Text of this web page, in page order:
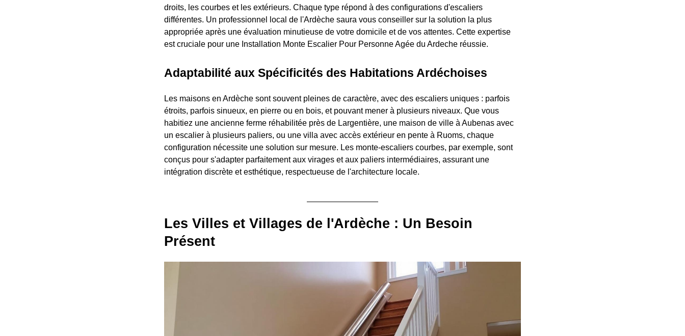
droits, les courbes et les extérieurs. Chaque type répond à des configurations d'escaliers
différentes. Un professionnel local de l'Ardèche saura vous conseiller sur la solution la plus
appropriée après une évaluation minutieuse de votre domicile et de vos attentes. Cette expertise
est cruciale pour une Installation Monte Escalier Pour Personne Agée du Ardeche réussie.
Adaptabilité aux Spécificités des Habitations Ardéchoises
Les maisons en Ardèche sont souvent pleines de caractère, avec des escaliers uniques : parfois
étroits, parfois sinueux, en pierre ou en bois, et pouvant mener à plusieurs niveaux. Que vous
habitiez une ancienne ferme réhabilitée près de Largentière, une maison de ville à Aubenas avec
un escalier à plusieurs paliers, ou une villa avec accès extérieur en pente à Ruoms, chaque
configuration nécessite une solution sur mesure. Les monte-escaliers courbes, par exemple, sont
conçus pour s'adapter parfaitement aux virages et aux paliers intermédiaires, assurant une
intégration discrète et esthétique, respectueuse de l'architecture locale.
Les Villes et Villages de l'Ardèche : Un Besoin
Présent